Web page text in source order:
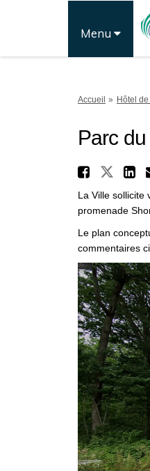
Menu
Vous êtes ici:
Accueil Hôtel
Parc
La Ville sollicite
promenade
Le plan
commentaires